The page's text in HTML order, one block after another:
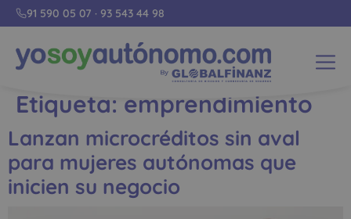
91 590 05 07 · 93 543 44 98
Etiqueta: emprendimiento
Lanzan microcréditos sin aval
para mujeres autónomas que
inicien su negocio